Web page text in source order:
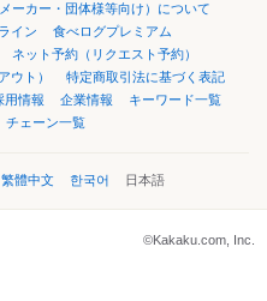
ーカー・団体様等向け）について
イン
食べログプレミアム
ネット予約（リクエスト予約）
ウト）
特定商取引法に基づく表記
用情報 企業情報
キーワード一覧
チェーン一覧
繁體中文 한국어 日本語
©Kakaku.com, Inc.